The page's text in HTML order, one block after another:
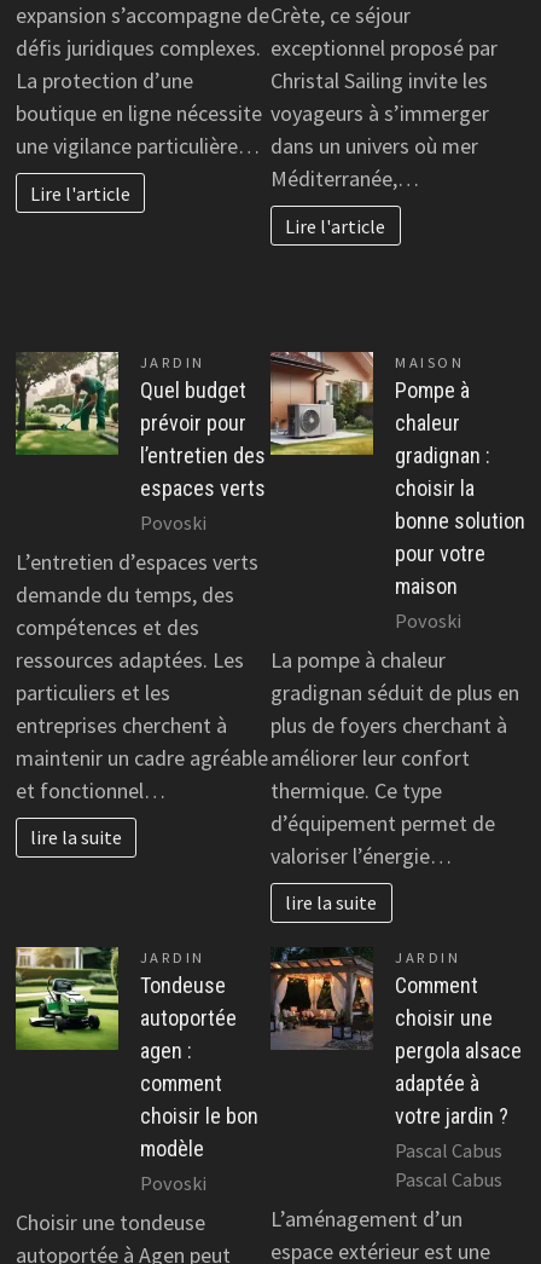
expansion s’accompagne de
défis juridiques complexes.
La protection d’une
boutique en ligne nécessite
une vigilance particulière…
Lire l'article
Crète, ce séjour
exceptionnel proposé par
Christal Sailing invite les
voyageurs à s’immerger
dans un univers où mer
Méditerranée,…
Lire l'article
JARDIN
Quel budget
prévoir pour
l’entretien des
espaces verts
Povoski
L’entretien d’espaces verts
demande du temps, des
compétences et des
ressources adaptées. Les
particuliers et les
entreprises cherchent à
maintenir un cadre agréable
et fonctionnel…
lire la suite
MAISON
Pompe à
chaleur
gradignan :
choisir la
bonne solution
pour votre
maison
Povoski
La pompe à chaleur
gradignan séduit de plus en
plus de foyers cherchant à
améliorer leur confort
thermique. Ce type
d’équipement permet de
valoriser l’énergie…
lire la suite
JARDIN
Tondeuse
autoportée
agen :
comment
choisir le bon
modèle
Povoski
Choisir une tondeuse
autoportée à Agen peut
JARDIN
Comment
choisir une
pergola alsace
adaptée à
votre jardin ?
Pascal Cabus
Pascal Cabus
L’aménagement d’un
espace extérieur est une